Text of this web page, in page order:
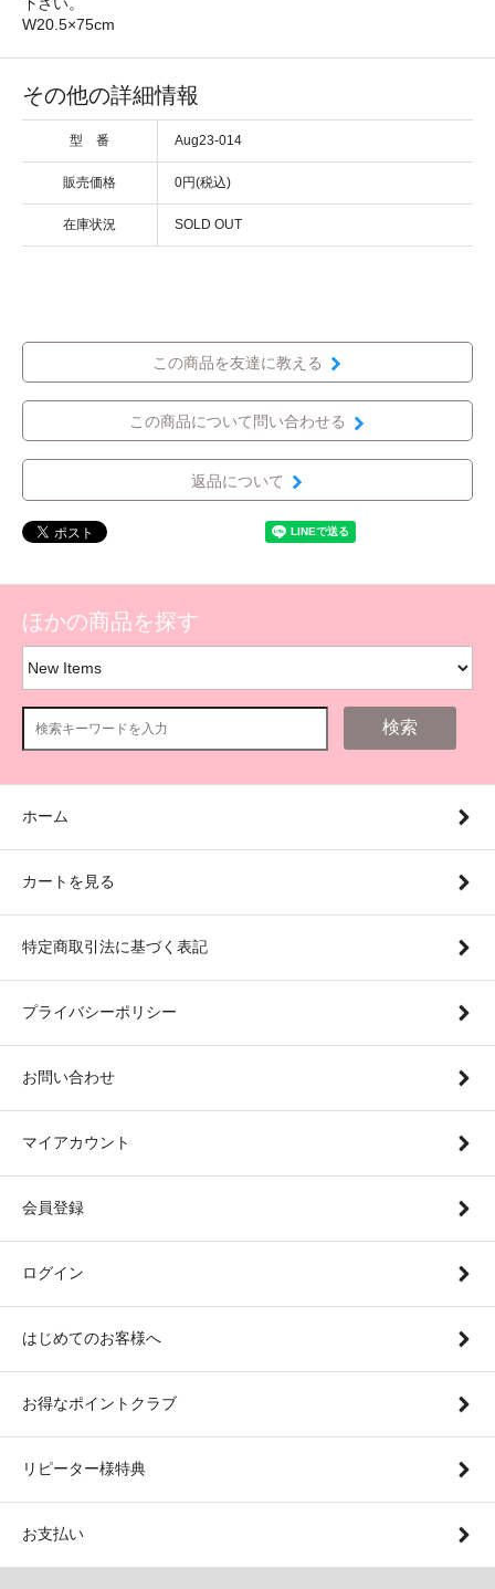
W20.5×75cm
その他の詳細情報
型 番 Aug23-014
販売価格 0円(税込)
在庫状況 SOLD OUT
この商品を友達に教える
この商品について問い合わせる
返品について
ほかの商品を探す
検索
ホーム
カートを見る
特定商取引法に基づく表記
プライバシーポリシー
お問い合わせ
マイアカウント
会員登録
ログイン
はじめてのお客様へ
お得なポイントクラブ
リピーター様特典
お支払い